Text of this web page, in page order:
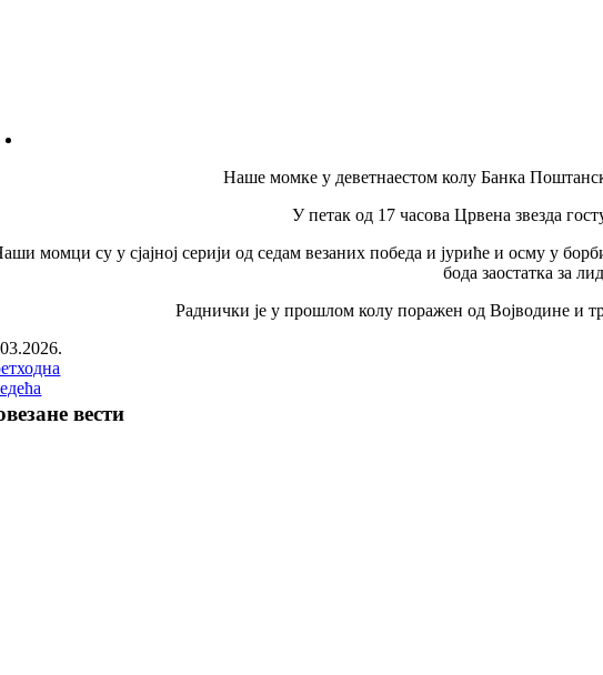
Наше момке у деветнаестом колу Банка
У петак од 17 часова Црвена звезда
момци су у сјајној серији од седам везаних победа и јуриће и осму у
бода заостатка за
Раднички је у прошлом колу поражен од Војводине и
вести